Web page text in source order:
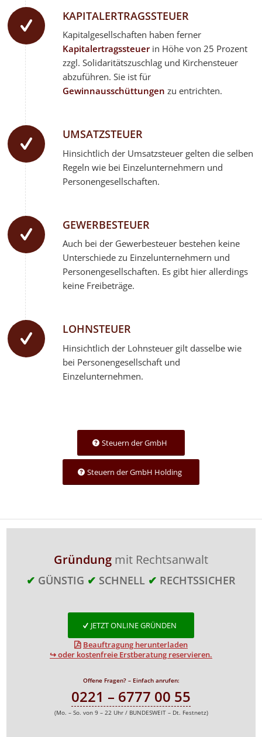
KAPITALERTRAGSSTEUER
Kapitalgesellschaften haben ferner
Kapitalertragssteuerin Höhe von 25 Prozent
zzgl. Solidaritätszuschlag und Kirchensteuer
abzuführen. Sie ist für
Gewinnausschüttungen zu entrichten.
UMSATZSTEUER
Hinsichtlich der Umsatzsteuer gelten die selben
Regeln wie bei Einzelunternehmern und
Personengesellschaften.
GEWERBESTEUER
Auch bei der Gewerbesteuer bestehen keine
Unterschiede zu Einzelunternehmern und
Personengesellschaften. Es gibt hier allerdings
keine Freibeträge.
LOHNSTEUER
Hinsichtlich der Lohnsteuer gilt dasselbe wie
bei Personengesellschaft und
Einzelunternehmen.
Steuern der GmbH
Steuern der GmbH Holding
Gründung mit Rechtsanwalt
✔ GÜNSTIG ✔ SCHNELL ✔ RECHTSSICHER
JETZT ONLINE GRÜNDEN
Beauftragung herunterladen
↪ oder kostenfreie Erstberatung reservieren.
Offene Fragen? – Einfach anrufen:
0221 – 6777 00 55
(Mo. – So. von 9 – 22 Uhr / BUNDESWEIT – Dt. Festnetz)